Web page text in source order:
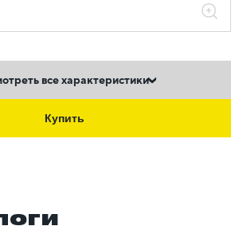
все характеристики
Купить